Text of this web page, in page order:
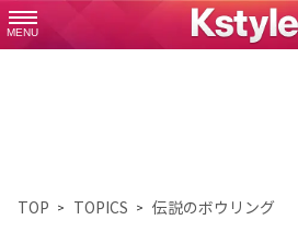
MENU
TOP TOPICS 伝説のボウリング